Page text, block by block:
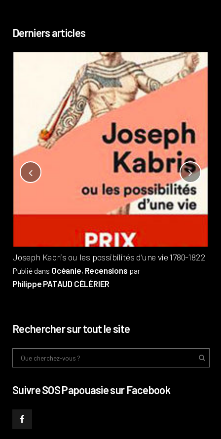
Derniers articles
Joseph Kabris ou les possibilités d’une vie 1780-1822
Publié dans Océanie, Recensions par
Philippe PATAUD CÉLÉRIER
Rechercher sur tout le site
Suivre SOS Papouasie sur Facebook